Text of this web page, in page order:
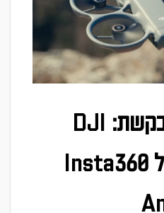
ההשוואה המתבקשת: DJI
Avata 360 מול Insta360